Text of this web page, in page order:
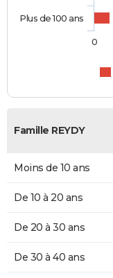
Plus de 100 ans
0
Famille REYDY
Moins de 10 ans
De 10 à 20 ans
De 20 à 30 ans
De 30 à 40 ans